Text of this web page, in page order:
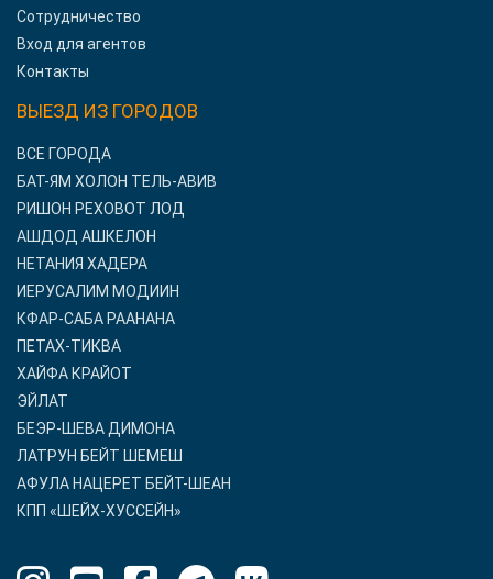
Сотрудничество
Вход для агентов
Контакты
ВЫЕЗД ИЗ ГОРОДОВ
ВСЕ ГОРОДА
БАТ-ЯМ ХОЛОН ТЕЛЬ-АВИВ
РИШОН РЕХОВОТ ЛОД
АШДОД АШКЕЛОН
НЕТАНИЯ ХАДЕРА
ИЕРУСАЛИМ МОДИИН
КФАР-САБА РААНАНА
ПЕТАХ-ТИКВА
ХАЙФА КРАЙОТ
ЭЙЛАТ
БЕЭР-ШЕВА ДИМОНА
ЛАТРУН БЕЙТ ШЕМЕШ
АФУЛА НАЦЕРЕТ БЕЙТ-ШЕАН
КПП «ШЕЙХ-ХУССЕЙН»